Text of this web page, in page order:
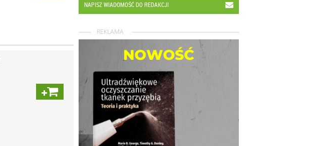
NAPISZ WIADOMOŚĆ DO REDAKCJI
REKLAMA